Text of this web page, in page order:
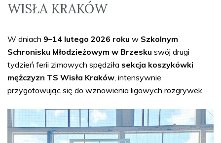
WISŁA KRAKÓW
W dniach 9–14 lutego 2026 roku w Szkolnym
Schronisku Młodzieżowym w Brzesku swój drugi
tydzień ferii zimowych spędziła sekcja koszykówki
mężczyzn TS Wisła Kraków, intensywnie
przygotowując się do wznowienia ligowych rozgrywek.